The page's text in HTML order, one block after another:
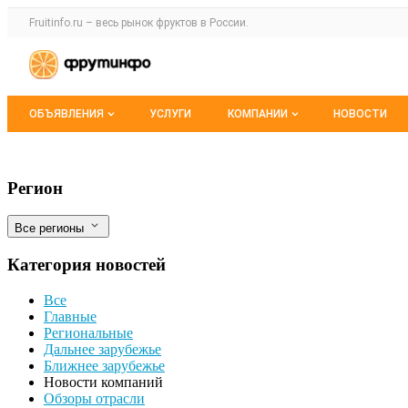
Раздел навигации по сайту fruitinfo.ru
Fruitinfo.ru – весь рынок фруктов в России.
Авторизация и меню пользователя
Навигация по разделам сайта fruitinfo.ru
ОБЪЯВЛЕНИЯ
Мои объявления
УСЛУГИ КОМПАНИИ НОВОСТИ
«Тимашевская птицефабрика»:
Фильтры
Регион
Все регионы
Категория новостей
Все
Главные
Региональные
Дальнее зарубежье
Ближнее зарубежье
Новости компаний
Обзоры отрасли